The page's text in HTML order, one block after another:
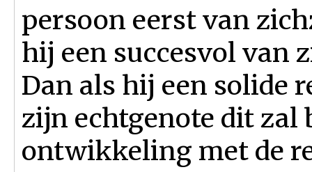
persoon eerst van
hij een succesvol van
Dan als hij een solide
zijn echtgenote dit zal
ontwikkeling met de